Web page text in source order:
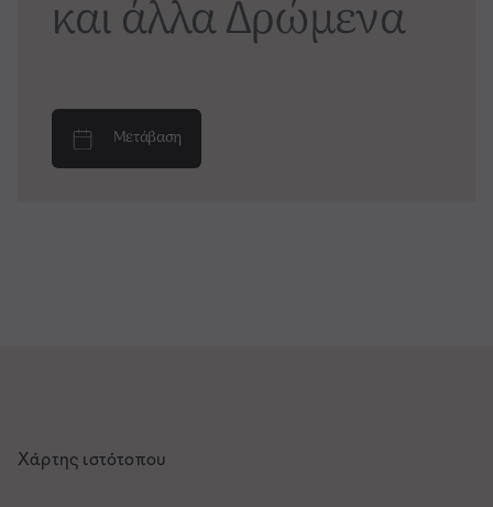
και άλλα Δρώμενα
Μετάβαση
Χάρτης ιστότοπου